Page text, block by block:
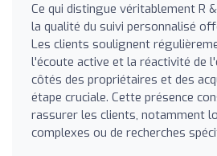
Ce qui distingue véritablement R
la qualité du suivi personnalisé
Les clients soulignent
l'écoute active et la réactivité de
côtés des propriétaires et des
étape cruciale. Cette présence
rassurer les clients, notamment
complexes ou de recherches